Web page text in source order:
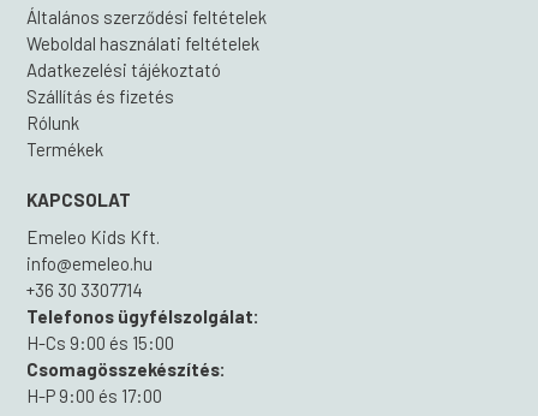
Általános szerződési feltételek
Weboldal használati feltételek
Adatkezelési tájékoztató
Szállítás és fizetés
Rólunk
Termékek
KAPCSOLAT
Emeleo Kids Kft.
info@emeleo.hu
+36 30 3307714
Telefonos ügyfélszolgálat:
H-Cs 9:00 és 15:00
Csomagösszekészítés:
H-P 9:00 és 17:00